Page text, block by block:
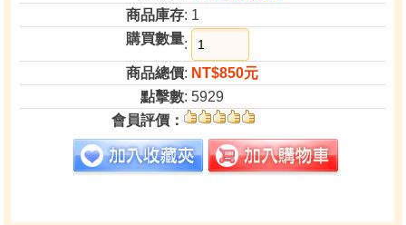
商品庫存: 1
購買數量:
商品總價: NT$850元
點擊數: 5929
會員評價：